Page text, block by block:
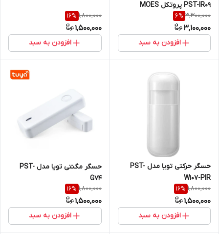
PST-IR09 پروتکل MOES
3,300,000
6%
3,100,000
افزودن به سبد
1,800,000
16%
1,500,000
افزودن به سبد
حسگر حرکتی تویا مدل PST-
W107-PIR
1,800,000
16%
1,500,000
افزودن به سبد
حسگر مگنتی تویا مدل PST-
G74
1,800,000
16%
1,500,000
افزودن به سبد